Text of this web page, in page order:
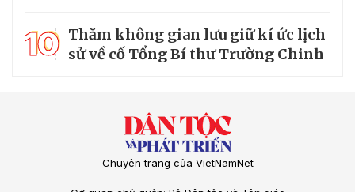
10 Thăm không gian lưu giữ kí ức lịch
sử về cố Tổng Bí thư Trường Chinh
Chuyên trang của VietNamNet